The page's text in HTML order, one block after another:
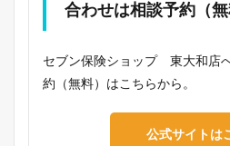
合わせは相談予約（
セブン保険ショップ 東大和店
約（無料）はこちらから。
公式サイトは